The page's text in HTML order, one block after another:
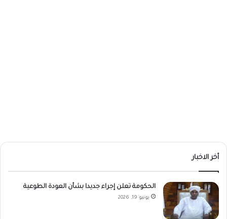
أخر الاخبار
الحكومة تعلن إجراء جديدا بشأن العودة الطوعية
يونيو 19, 2026